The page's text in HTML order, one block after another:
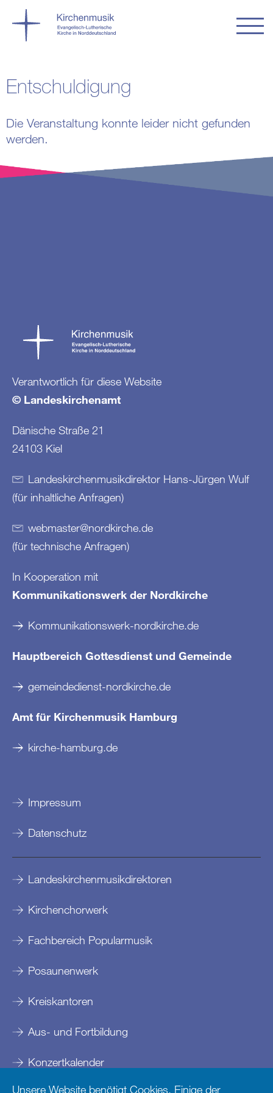
Entschuldigung
Die Veranstaltung konnte leider nicht gefunden
werden.
Verantwortlich für diese Website
© Landeskirchenamt
Dänische Straße 21
24103 Kiel
Landeskirchenmusikdirektor Hans-Jürgen Wulf
(für inhaltliche Anfragen)
webmaster@nordkirche.de
(für technische Anfragen)
In Kooperation mit
Kommunikationswerk der Nordkirche
Kommunikationswerk-nordkirche.de
Hauptbereich Gottesdienst und Gemeinde
gemeindedienst-nordkirche.de
Amt für Kirchenmusik Hamburg
kirche-hamburg.de
Impressum
Datenschutz
Landeskirchenmusikdirektoren
Kirchenchorwerk
Fachbereich Popularmusik
Posaunenwerk
Kreiskantoren
Aus- und Fortbildung
Konzertkalender
Unsere Website benötigt Cookies. Einige der